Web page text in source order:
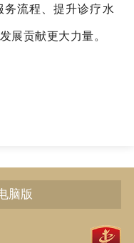
流程、提升诊疗水
展贡献更大力量。
脑版